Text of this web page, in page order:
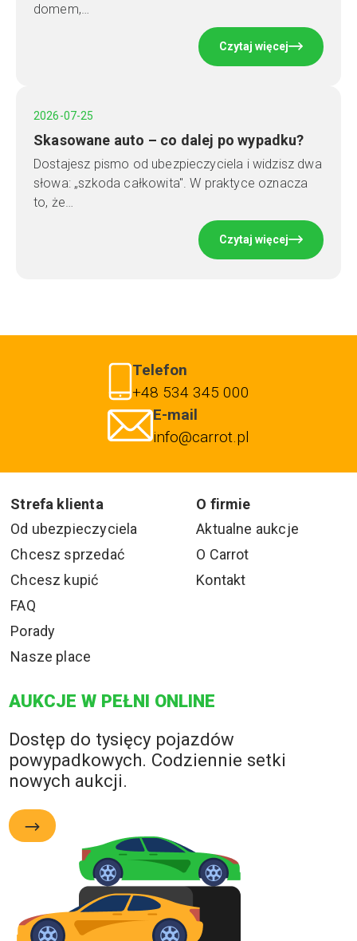
domem,…
Czytaj więcej
2026-07-25
Skasowane auto – co dalej po wypadku?
Dostajesz pismo od ubezpieczyciela i widzisz dwa
słowa: „szkoda całkowita". W praktyce oznacza
to, że…
Czytaj więcej
Telefon
+48 534 345 000
E-mail
info@carrot.pl
Strefa klienta
O firmie
Od ubezpieczyciela
Chcesz sprzedać
Chcesz kupić
FAQ
Porady
Nasze place
Aktualne aukcje
O Carrot
Kontakt
AUKCJE W PEŁNI ONLINE
Dostęp do tysięcy pojazdów
powypadkowych. Codziennie setki
nowych aukcji.